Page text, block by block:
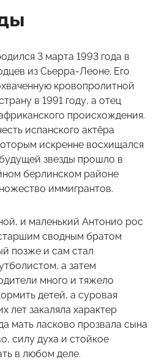
3 марта 1993 года в
из Сьерра-Леоне. Его
кровопролитной
в 1991 году, а отец
происхождения.
испанского актёра
искренне восхищался
звезды прошло в
берлинском районе
иммигрантов.
и маленький Антонио рос
сводным братом
позже и сам стал
а затем
много и тяжело
детей, а суровая
лет закаляла характер
мать ласково прозвала сына
силу духа и стойкое
в любом деле.